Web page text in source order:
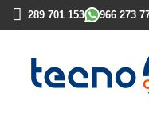
289 701 153 966 273